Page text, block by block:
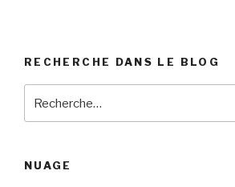
RECHERCHE DANS LE BLOG
NUAGE